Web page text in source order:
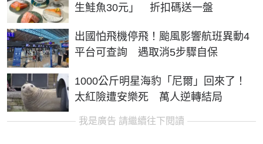
生鮭魚30元」 折扣碼送一盤
出國怕飛機停飛！颱風影響航班異動4
平台可查詢 遇取消5步驟自保
1000公斤明星海豹「尼爾」回來了！
太紅險遭安樂死 萬人逆轉結局
我是廣告 請繼續往下閱讀